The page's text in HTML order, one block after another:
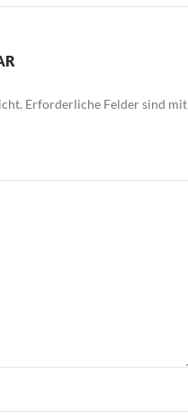
Erforderliche Felder sind mit